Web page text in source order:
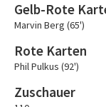
Gelb-Rote
Marvin Berg (65')
Rote Karten
Phil Pulkus (92')
Zuschauer